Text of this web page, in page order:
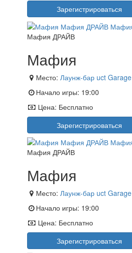
Зарегистрироваться
Мафия ДРАЙВ
Мафия
Место: Лаунж-бар uct Garage
Начало игры: 19:00
Цена: Бесплатно
Зарегистрироваться
Мафия ДРАЙВ
Мафия
Место: Лаунж-бар uct Garage
Начало игры: 19:00
Цена: Бесплатно
Зарегистрироваться